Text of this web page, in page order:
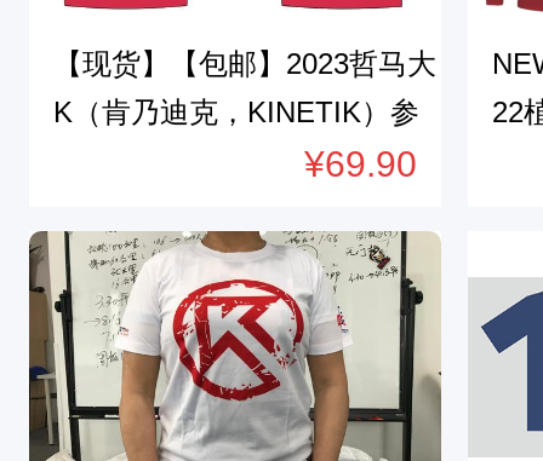
【现货】【包邮】2023哲马大
K（肯乃迪克，KINETIK）参
¥69.90
22